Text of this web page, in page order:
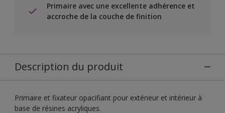
Primaire avec une excellente adhérence et
accroche de la couche de finition
Description du produit
Primaire et fixateur opacifiant pour extérieur et intérieur à
base de résines acryliques.